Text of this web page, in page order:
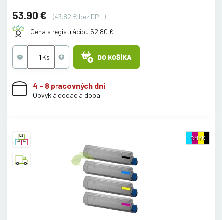
53.90 €
(43.82 € bez DPH)
Cena s registráciou 52.80 €
DO KOŠÍKA
4 - 8 pracovných dní
Obvyklá dodacia doba
CMYK